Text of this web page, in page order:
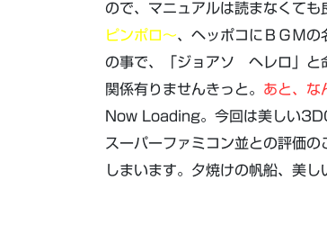
ので、マニュアルは読まなくて
ピンポロ～、ヘッポコにＢＧＭの
の事で、「ジョアソ ヘレロ」と
関係有りませんきっと。 あと、な
Now Loading。今回は美しい
スーパーファミコン並との評価
しまいます。夕焼けの帆船、美し